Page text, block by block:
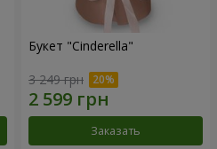
Букет "Cinderella"
3 249 грн
Заказать